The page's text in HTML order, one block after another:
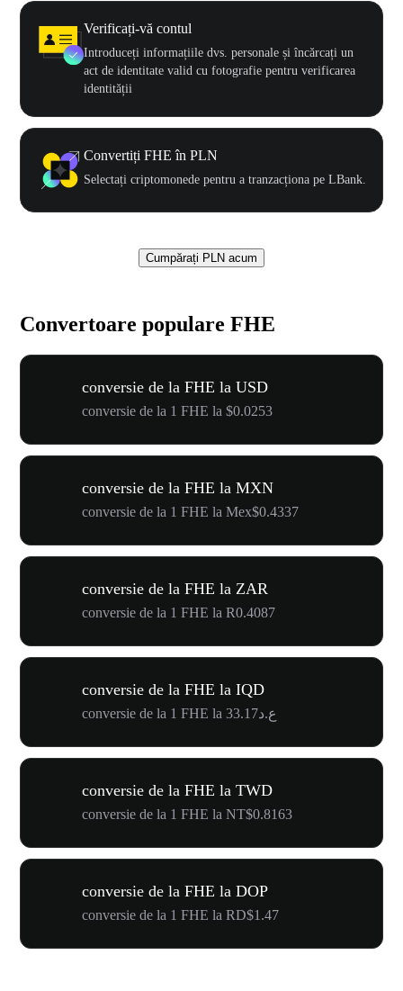
Verificați-vă contul
Introduceți informațiile dvs. personale și încărcați un
act de identitate valid cu fotografie pentru verificarea
identității
Convertiți FHE în PLN
Selectați criptomonede pentru a tranzacționa pe LBank.
Cumpărați PLN acum
Convertoare populare FHE
conversie de la FHE la USD
conversie de la 1 FHE la $0.0253
conversie de la FHE la MXN
conversie de la 1 FHE la Mex$0.4337
conversie de la FHE la ZAR
conversie de la 1 FHE la R0.4087
conversie de la FHE la IQD
conversie de la 1 FHE la ع.د33.17
conversie de la FHE la TWD
conversie de la 1 FHE la NT$0.8163
conversie de la FHE la DOP
conversie de la 1 FHE la RD$1.47